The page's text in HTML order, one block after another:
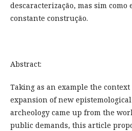
descaracterização, mas sim como
constante construção.
Abstract:
Taking as an example the
expansion of new
archeology came up from the
public demands, this article